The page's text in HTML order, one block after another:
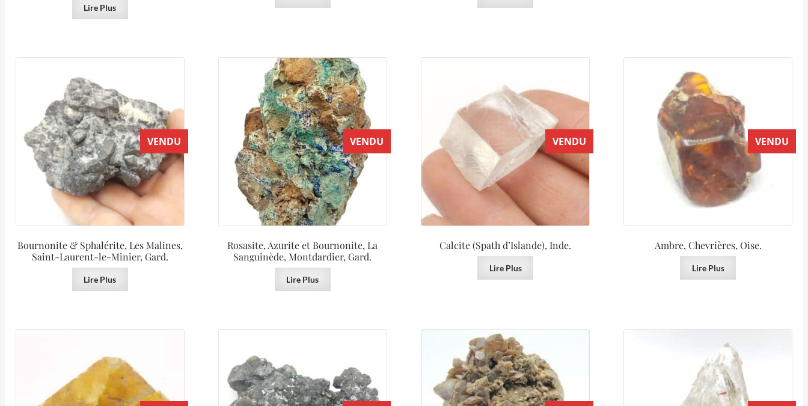
Lire Plus
VENDU
Bournonite & Sphalérite, Les Malines,
Saint-Laurent-le-Minier, Gard.
Lire Plus
VENDU
Rosasite, Azurite et Bournonite, La
Sanguinède, Montdardier, Gard.
Lire Plus
VENDU
Calcite (Spath d’Islande), Inde.
Lire Plus
VENDU
Ambre, Chevrières, Oise.
Lire Plus